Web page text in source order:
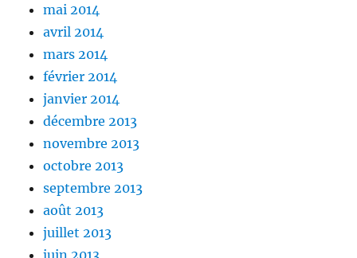
mai 2014
avril 2014
mars 2014
février 2014
janvier 2014
décembre 2013
novembre 2013
octobre 2013
septembre 2013
août 2013
juillet 2013
juin 2013